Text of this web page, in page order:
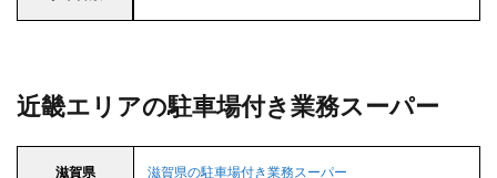
近畿エリアの駐車場付き業務スーパー
滋賀県 滋賀県の駐車場付き業務スーパー